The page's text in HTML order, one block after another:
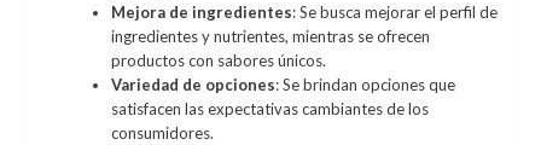
Mejora de ingredientes: Se busca mejorar el perfil de
ingredientes y nutrientes, mientras se ofrecen
productos con sabores únicos.
Variedad de opciones: Se brindan opciones que
satisfacen las expectativas cambiantes de los
consumidores.